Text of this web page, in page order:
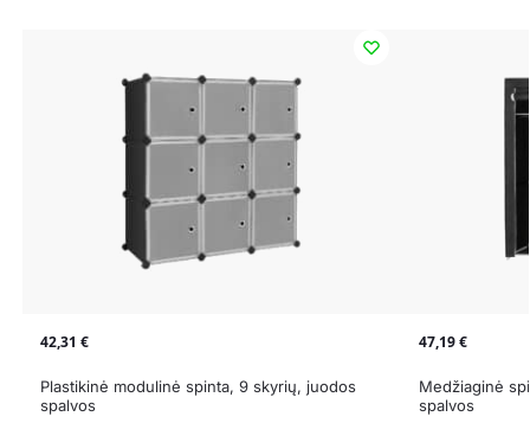
42,31 €
Plastikinė modulinė spinta, 9 skyrių, juodos
spalvos
47,19€
Medžiaginė
spalvos